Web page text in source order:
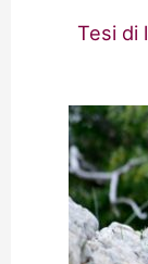
Tesi di